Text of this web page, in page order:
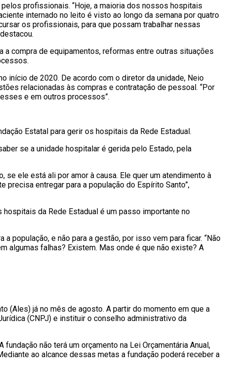
profissionais. “Hoje, a maioria dos nossos hospitais
internado no leito é visto ao longo da semana por quatro
os profissionais, para que possam trabalhar nessas
compra de equipamentos, reformas entre outras situações
início de 2020. De acordo com o diretor da unidade, Neio
relacionadas às compras e contratação de pessoal. “Por
e em outros processos”.
Estatal para gerir os hospitais da Rede Estadual.
se a unidade hospitalar é gerida pelo Estado, pela
ele está ali por amor à causa. Ele quer um atendimento à
entregar para a população do Espírito Santo”,
da Rede Estadual é um passo importante no
população, e não para a gestão, por isso vem para ficar. “Não
algumas falhas? Existem. Mas onde é que não existe? A
(Ales) já no mês de agosto. A partir do momento em que a
(CNPJ) e instituir o conselho administrativo da
não terá um orçamento na Lei Orçamentária Anual,
ao alcance dessas metas a fundação poderá receber a